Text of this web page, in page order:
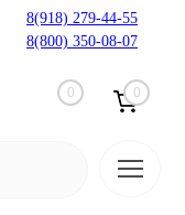
8(918) 279-44-55
8(800) 350-08-07
0 0